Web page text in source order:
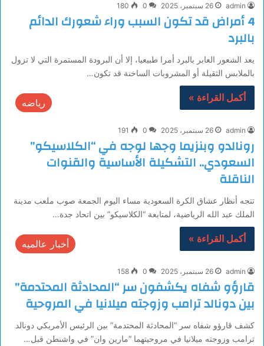
admin 26 سبتمبر، 2025 0
180
4 أمراض قد تكون السبب وراء شعورك الدائم
بالبرد
يعد الشعور العابر بالبرد أمرا طبيعيا، إلا أن البرودة المستمرة التي لا تزول
بالملابس الثقيلة أو المشروبات الساخنة قد تكون…
أكمل القراءة » رياضه
admin 26 سبتمبر، 2025 0
191
رونالدو وبنزيما وجها لوجه في “الكلاسيكو”
السعودي.. التشكيلة الأساسية والقنوات
الناقلة
تتجه أنظار عشاق الكرة السعودية مساء اليوم الجمعة صوب ملعب مدينة
الملك عبد الله الرياضية، لمتابعة “الكلاسيكو” بين اتحاد جدة…
أكمل القراءة » أخبار عالميه
admin 26 سبتمبر، 2025 0
158
قارؤو شفاه يكشفون سر “المحادثة المحتدمة”
بين دونالد ترامب وزوجته ميلانيا في المروحية
كشف قارؤو شفاه سر “المحادثة المحتدمة” بين الرئيس الأمريكي دونالد
ترامب وزوجته ميلانيا في مروحيتهما “مارين وان” في واشنطن قبل…